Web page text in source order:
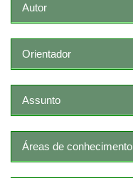
Autor
Orientador
Assunto
Áreas de conhecimento